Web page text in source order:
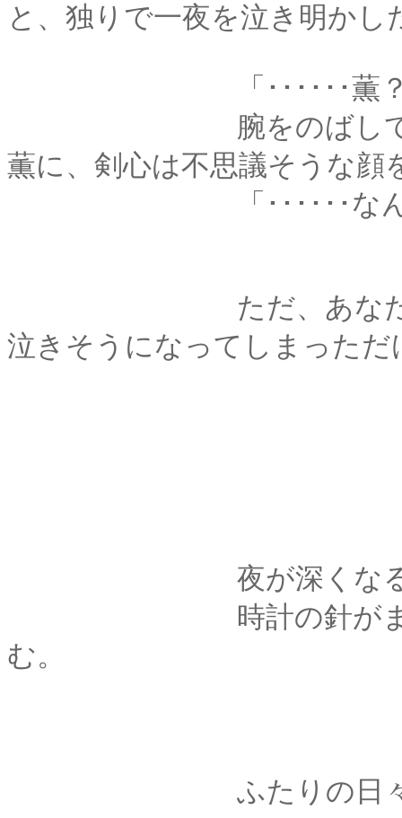
と、独りで一夜を泣き明か
「･･････薫？
腕をのばして、力い
薫に、剣心は不思議そうな顔
「･･････なんで
ただ、あなたと一緒
泣きそうになってしまっただ
夜が深くなる
時計の針がまた、新
む。
ふたりの日々は、